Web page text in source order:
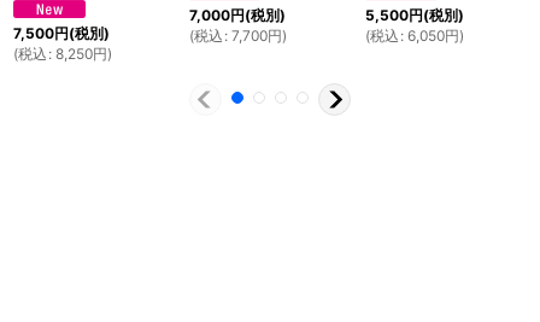
7,500円(税別)
(税込 : 8,250円)
7,000円(税別)
(税込 : 7,700円)
5,500円(税別)
(税込 : 6,050円)